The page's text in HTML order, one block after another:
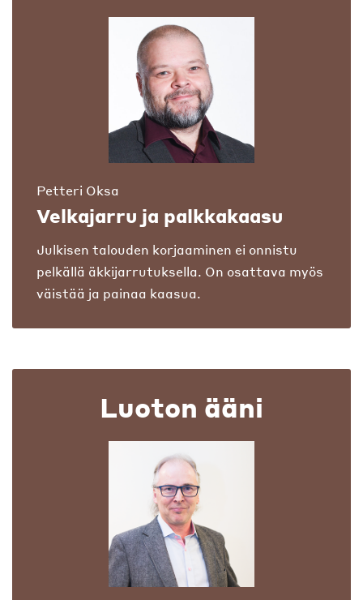
Petteri Oksa
Velkajarru ja palkkakaasu
Julkisen talouden korjaaminen ei onnistu
pelkällä äkkijarrutuksella. On osattava myös
väistää ja painaa kaasua.
Luoton ääni